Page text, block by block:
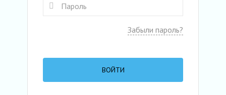
Забыли пароль?
ВОЙТИ